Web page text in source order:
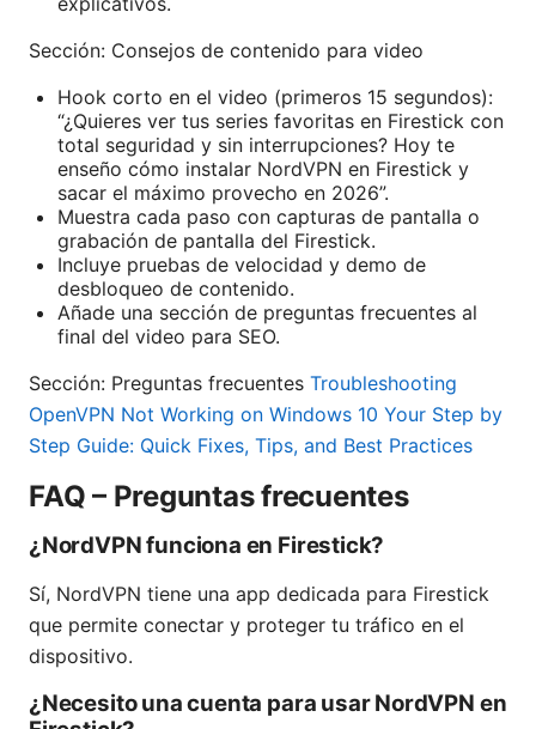
Sección: Consejos de contenido para video
Hook corto en el video (primeros 15 segundos):
“¿Quieres ver tus series favoritas en Firestick con
total seguridad y sin interrupciones? Hoy te
enseño cómo instalar NordVPN en Firestick y
sacar el máximo provecho en 2026”.
Muestra cada paso con capturas de pantalla o
grabación de pantalla del Firestick.
Incluye pruebas de velocidad y demo de
desbloqueo de contenido.
Añade una sección de preguntas frecuentes al
final del video para SEO.
Sección: Preguntas frecuentes Troubleshooting
OpenVPN Not Working on Windows 10 Your Step by
Step Guide: Quick Fixes, Tips, and Best Practices
FAQ – Preguntas frecuentes
¿NordVPN funciona en Firestick?
Sí, NordVPN tiene una app dedicada para Firestick
que permite conectar y proteger tu tráfico en el
dispositivo.
¿Necesito una cuenta para usar NordVPN en